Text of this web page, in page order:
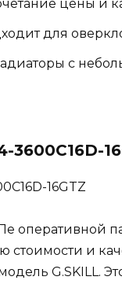
цены и
для
с
3600C16D-
оперативной
стоимости и
G.SKILL.